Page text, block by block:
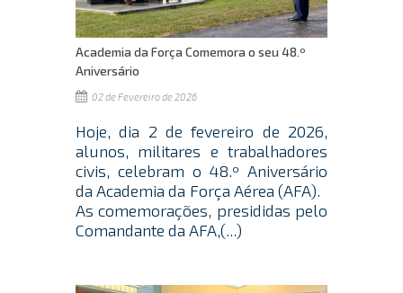
Academia da Força Comemora o seu 48.º
Aniversário
02 de Fevereiro de 2026
Hoje, dia 2 de fevereiro de 2026,
alunos, militares e trabalhadores
civis, celebram o 48.º Aniversário
da Academia da Força Aérea (AFA).
As comemorações, presididas pelo
Comandante da AFA,(...)